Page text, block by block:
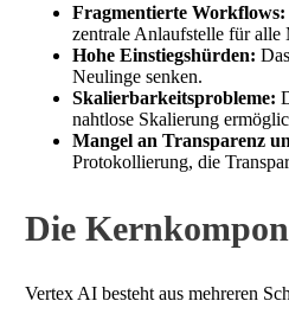
Fragmentierte Workflows:
zentrale Anlaufstelle für
Hohe Einstiegshürden:
Neulinge senken.
Skalierbarkeitsprobleme:
nahtlose Skalierung
Mangel an Transparenz
Protokollierung, die
Die
Vertex AI besteht aus mehreren